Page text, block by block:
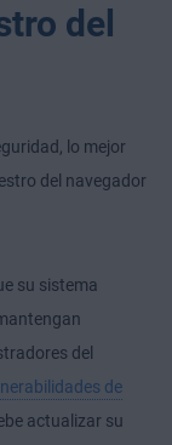
del
lo mejor
del navegador
su sistema
del
de
actualizar su